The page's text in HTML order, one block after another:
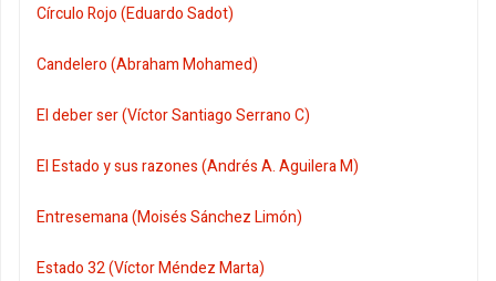
Círculo Rojo (Eduardo Sadot)
Candelero (Abraham Mohamed)
El deber ser (Víctor Santiago Serrano C)
El Estado y sus razones (Andrés A. Aguilera M)
Entresemana (Moisés Sánchez Limón)
Estado 32 (Víctor Méndez Marta)